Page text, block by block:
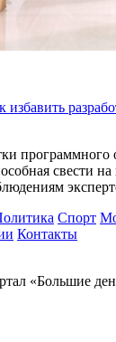
избавить
программного
свести
Спорт
Контакты
«Большие